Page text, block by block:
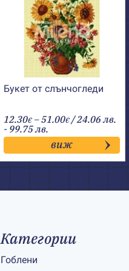
Букет от слънчогледи
12.30€ –51.00€Price
range:
12.30€
through
51.00€
/ 24.06 лв.
- 99.75 лв.
виж
Категории
Гоблени